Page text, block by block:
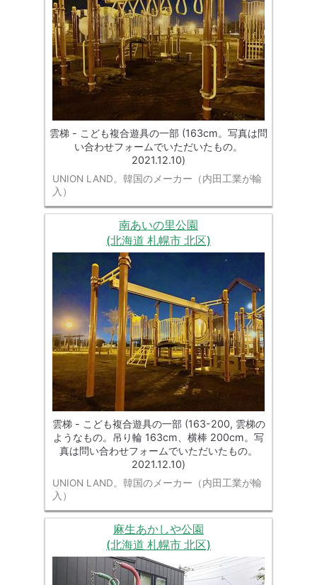
雲梯 - こども複合遊具の一部 (163cm。写真は問
い合わせフォームでいただいたもの。
2021.12.10)
UNION LAND。韓国のメーカー（内田工業が輸
入）
南あいの里公園
(北海道 札幌市 北区)
雲梯 - こども複合遊具の一部 (163-200, 雲梯の
ようなもの。吊り輪 163cm、横棒 200cm。写
真は問い合わせフォームでいただいたもの。
2021.12.10)
UNION LAND。韓国のメーカー（内田工業が輸
入）
麻生あかしや公園
(北海道 札幌市 北区)